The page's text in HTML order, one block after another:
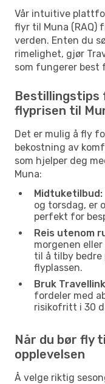
Vår intuitive
flyr til Muna (RAQ)
verden. Enten du
rimelighet, gjør
som fungerer best
Bestillingstips
flyprisen til
Det er mulig å fly
bekostning av
som hjelper deg
Muna:
Midtuketilbud:
og torsdag, er
perfekt for
Reis utenom
morgenen
til å tilby bedre
flyplassen.
Bruk
fordeler med
risikofritt i 30
Når du bør fly
opplevelsen
Å velge riktig